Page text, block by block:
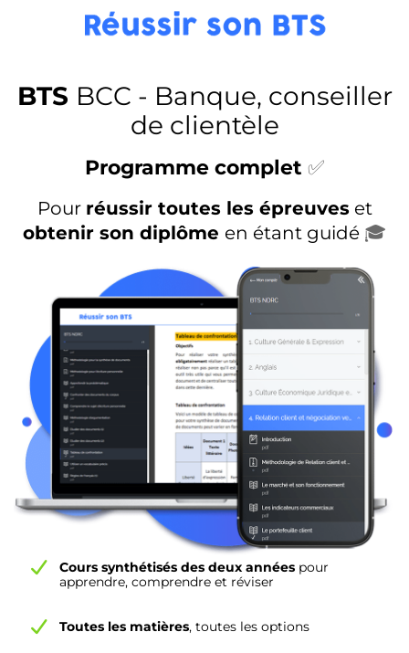
BTS BCC - Banque, conseiller
de clientèle
Programme complet ✅
Pour réussir toutes les épreuveset
obtenir son diplôme en étant guidé 🎓
Cours synthétisés des deux années pour
apprendre, comprendre et réviser
Toutes les matières, toutes les options